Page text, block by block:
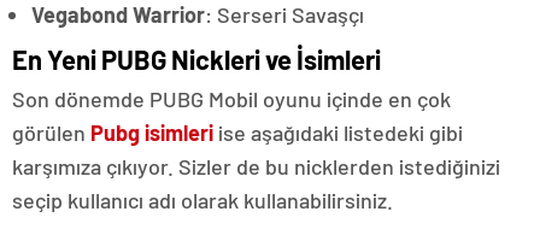
Vegabond Warrior: Serseri Savaşçı
En Yeni PUBG Nickleri ve İsimleri
Son dönemde PUBG Mobil oyunu içinde en çok
görülen Pubg isimleri ise aşağıdaki listedeki gibi
karşımıza çıkıyor. Sizler de bu nicklerden istediğinizi
seçip kullanıcı adı olarak kullanabilirsiniz.